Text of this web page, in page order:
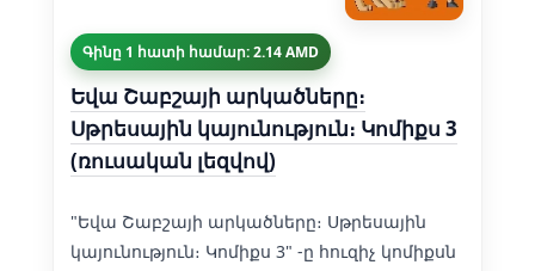
Գինը 1 հատի համար: 2.14 AMD
Եվա Շաբշայի արկածները։
Սթրեսային կայունություն։ Կոմիքս 3
(ռուսական լեզվով)
"Եվա Շաբշայի արկածները։ Սթրեսային
կայունություն։ Կոմիքս 3" -ը հուզիչ կոմիքսն